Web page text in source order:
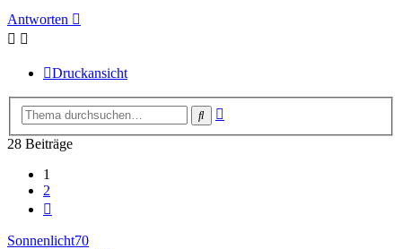
Antworten
Druckansicht
Suche
28 Beiträge
1
2
Sonnenlicht70